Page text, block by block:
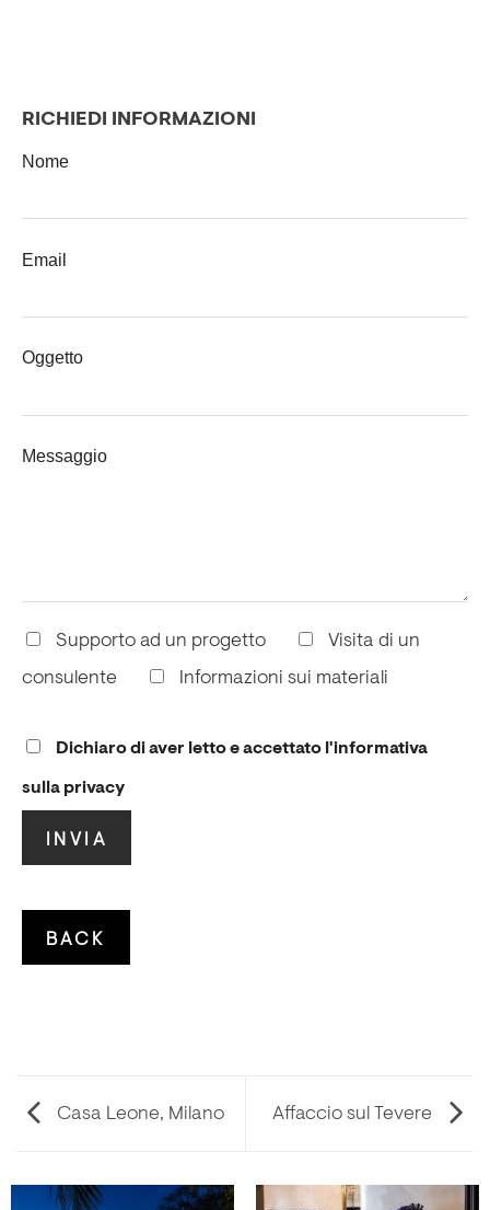
RICHIEDI INFORMAZIONI
Nome
Email
Oggetto
Messaggio
Supporto ad un progetto
Visita di un
consulente
Informazioni sui materiali
Dichiaro di aver letto e accettato l'informativa
sulla privacy
Casa Leone, Milano Affaccio sul Tevere